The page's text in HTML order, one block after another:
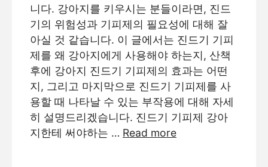
니다. 강아지를 키우시는 분들이라면, 진드
기의 위험성과 기피제의 필요성에 대해 잘
아실 것 같습니다. 이 글에서는 진드기 기피
제를 왜 강아지에게 사용해야 하는지, 산책
후에 강아지 진드기 기피제의 효과는 어떤
지, 그리고 마지막으로 진드기 기피제를 사
용할 때 나타날 수 있는 부작용에 대해 자세
히 설명드리겠습니다. 진드기 기피제 강아
지한테 써야하는 … Read more